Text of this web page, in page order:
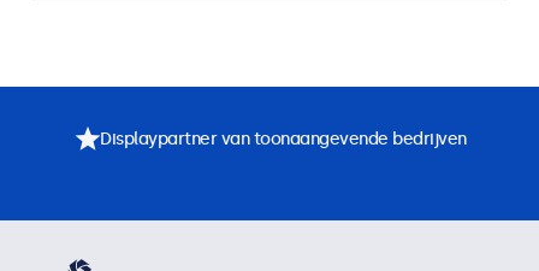
Displaypartner van toonaangevende bedrijven